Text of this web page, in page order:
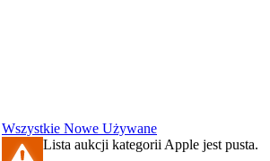
Wszystkie Nowe Używane
Lista aukcji kategorii Apple jest pusta.